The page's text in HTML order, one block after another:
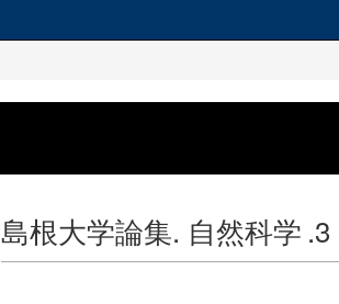
島根大学論集. 自然科学